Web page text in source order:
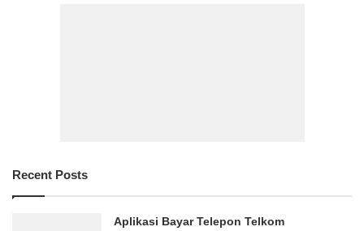
Recent Posts
Aplikasi Bayar Telepon Telkom